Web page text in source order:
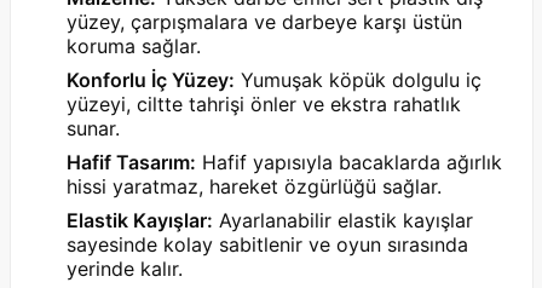
yüzey, çarpışmalara ve darbeye karşı üstün
koruma sağlar.
Konforlu İç Yüzey: Yumuşak köpük dolgulu iç
yüzeyi, ciltte tahrişi önler ve ekstra rahatlık
sunar.
Hafif Tasarım: Hafif yapısıyla bacaklarda ağırlık
hissi yaratmaz, hareket özgürlüğü sağlar.
Elastik Kayışlar: Ayarlanabilir elastik kayışlar
sayesinde kolay sabitlenir ve oyun sırasında
yerinde kalır.